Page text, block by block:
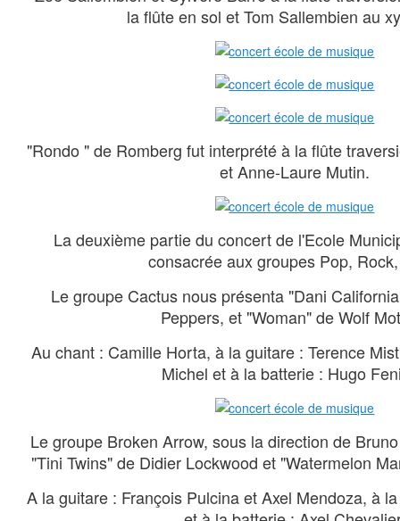
la flûte en sol et Tom Sallembien au
"Rondo " de Romberg fut interprété à la flûte
et Anne-Laure Mutin.
La deuxième partie du concert de l'Ecole
consacrée aux groupes Pop,
Le groupe Cactus nous présenta "Dani
Peppers, et "Woman" de Wolf
Au chant : Camille Horta, à la guitare : Terence
Michel et à la batterie : Hugo
Le groupe Broken Arrow, sous la direction de
"Tini Twins" de Didier Lockwood et "Watermelon
A la guitare : François Pulcina et Axel Mendoza, à